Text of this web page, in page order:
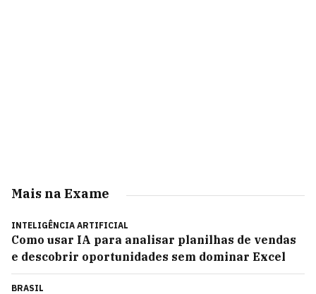
Mais na Exame
INTELIGÊNCIA ARTIFICIAL
Como usar IA para analisar planilhas de vendas
e descobrir oportunidades sem dominar Excel
BRASIL